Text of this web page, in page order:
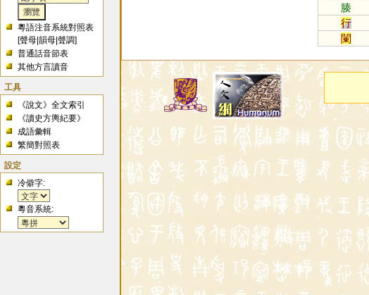
粵語注音系統對照表
[聲母 |韻母 |聲調]
普通話音節表
其他方言讀音
工具
《說文》全文索引
《讀史方輿紀要》
成語彙輯
繁簡對照表
設定
冷僻字:
粵音系統:
腠
行
闌